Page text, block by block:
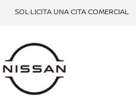
SOL·LICITA UNA CITA COMERCIAL